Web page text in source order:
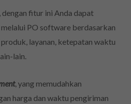
dengan fitur ini Anda dapat
PO software berdasarkan
layanan, ketepatan waktu
lain.
, yang memudahkan
harga dan waktu pengiriman